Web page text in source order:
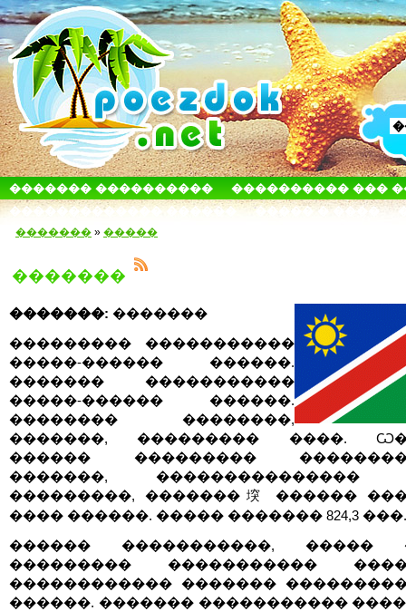
������� ����������
���������� ���
������������� ������
����� � ����
������� » �����
�������
�������: �������
��������� �����������
�����-������ ������.
������� �����������
�����-������ ������.
�������� ��������,
�������, ��������� ����.
������ ���������
�������, ���������������
���������, �������堗 ������
���� ������. ����� ������� 824,3
������ �����������, �����
��������� �����������
������������ �������
������. ������� ����������� ����젗